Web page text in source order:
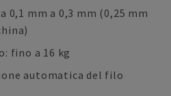
0,1 mm a 0,3 mm (0,25 mm
fino a 16 kg
automatica del filo